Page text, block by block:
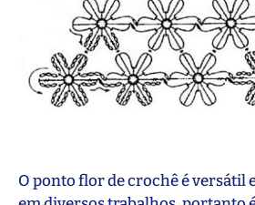
O ponto flor de crochê é versátil